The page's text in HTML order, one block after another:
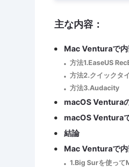
主な内容：
Mac Venturaで内
方法1.EaseUS
方法2.クイックタ
方法3.Audacity
macOS Ventura
macOS Ventura
結論
Mac Venturaで内
1.Big Surを使って